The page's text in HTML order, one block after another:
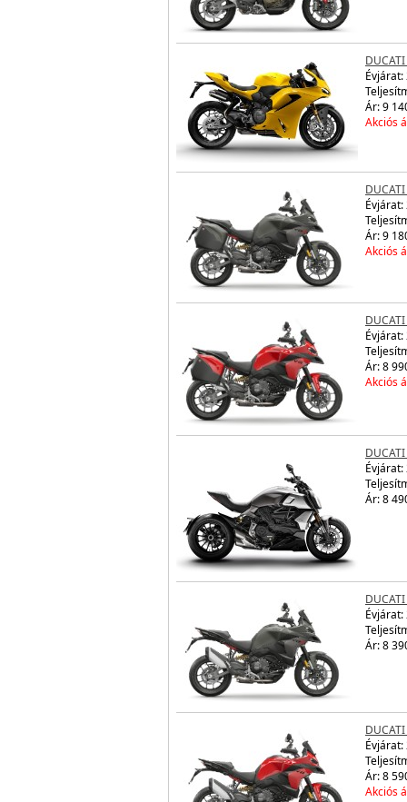
Évjárat:
Ár: 9
Akciós
Évjárat:
Ár: 9
Akciós
Évjárat:
Ár: 8
Akciós
Évjárat:
Ár: 8
Évjárat:
Ár: 8
Évjárat:
Ár: 8
Akciós